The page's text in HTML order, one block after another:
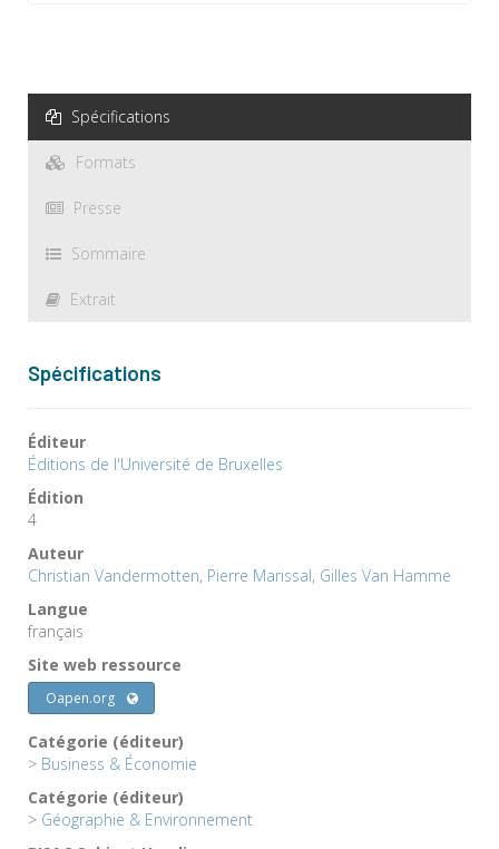
Spécifications
Formats
Presse
Sommaire
Extrait
Spécifications
Éditeur
Éditions de l'Université de Bruxelles
Édition
4
Auteur
Christian Vandermotten, Pierre Marissal, Gilles Van Hamme
Langue
français
Site web ressource
Oapen.org
Catégorie (éditeur)
> Business & Économie
Catégorie (éditeur)
> Géographie & Environnement